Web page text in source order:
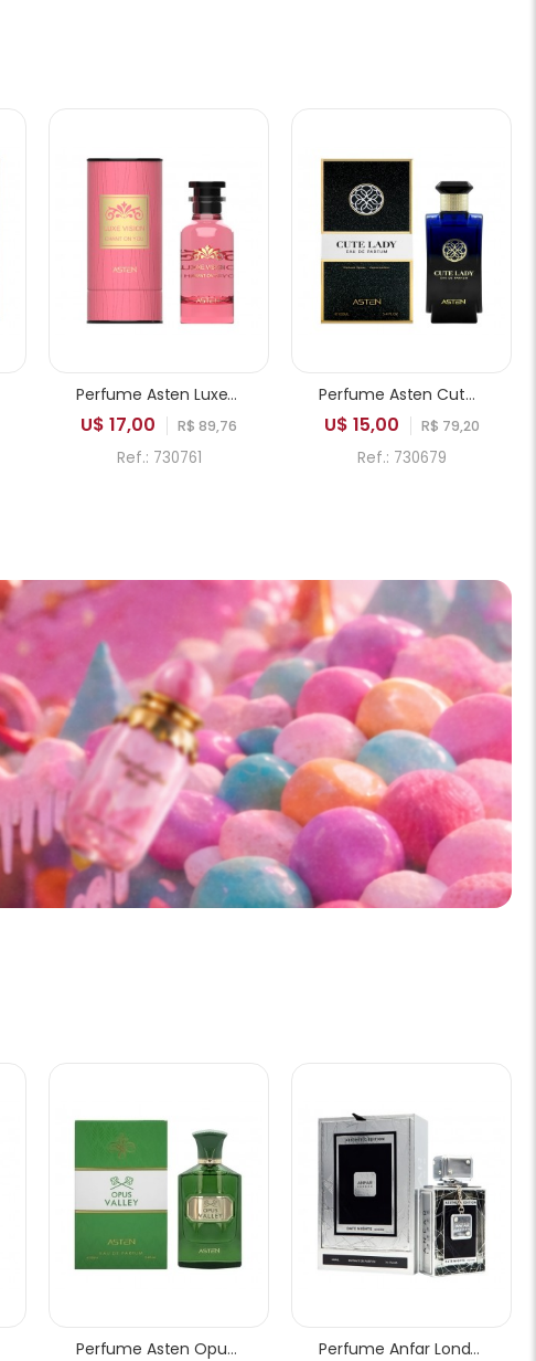
Perfume Asten Luxe Vision Chant on you EDP Feminino 100ml
U$ 17,00 R$ 89,76
Ref.: 730761
Perfume Asten Cute Lady EDP Feminino 100ml
U$ 15,00 R$ 79,20
Ref.: 730679
Perfume Asten Opus Valley EDP Masculino 100ml Perfume Anfar London Aesthetic Edition Date Nights Extrait de Parfum Masculino 100ml